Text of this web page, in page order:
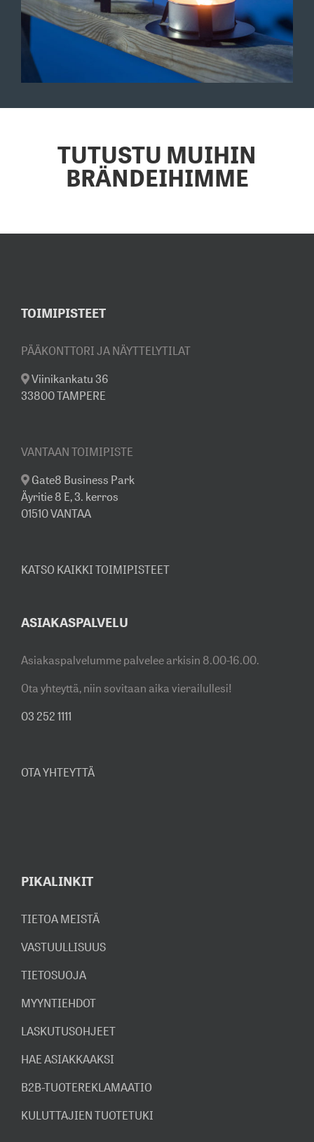
TUTUSTU MUIHIN
BRÄNDEIHIMME
TOIMIPISTEET
PÄÄKONTTORI JA NÄYTTELYTILAT
Viinikankatu 36
33800 TAMPERE
VANTAAN TOIMIPISTE
Gate8 Business Park
Äyritie 8 E, 3. kerros
01510 VANTAA
KATSO KAIKKI TOIMIPISTEET
ASIAKASPALVELU
Asiakaspalvelumme palvelee arkisin 8.00-16.00.
Ota yhteyttä, niin sovitaan aika vierailullesi!
03 252 1111
OTA YHTEYTTÄ
PIKALINKIT
TIETOA MEISTÄ
VASTUULLISUUS
TIETOSUOJA
MYYNTIEHDOT
LASKUTUSOHJEET
HAE ASIAKKAAKSI
B2B-TUOTEREKLAMAATIO
KULUTTAJIEN TUOTETUKI